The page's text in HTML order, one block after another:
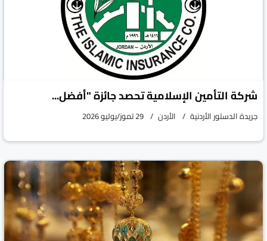
شركة التأمين الإسلامية تحصد جائزة "أفضل...
جريدة الدستور الأردنية الأردن 29 تموز/يوليو 2026